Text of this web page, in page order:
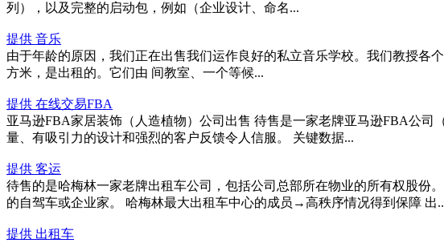
列），以及完整的启动包，例如（企业设计、命名...
提供 音乐
由于年龄的原因，我们正在出售我们运作良好的私立音乐学校。我们教授各
方米，是出租的。它们由 间教室、一个等候...
提供 在线交易FBA
亚马逊FBA家居装饰（人造植物）公司出售 待售是一家老牌亚马逊FBA公
量、有吸引力的设计和强烈的客户反馈令人信服。 关键数据...
提供 客运
待售的是哈梅林一家老牌出租车公司，包括公司总部所在物业的所有权股
的自驾车或企业家。 哈梅林最大出租车中心的成员→高秩序情况得到保障 出
提供 出租车